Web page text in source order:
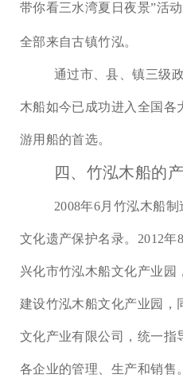
带你看三水湾夏日夜景”活
全部来自古镇竹泓。
通过市、县、镇三级
木船如今已成功进入全国各
游用船的首选。
四、竹泓木船的
2008年6月竹泓木船
文化遗产保护名录。2012
兴化市竹泓木船文化产业园
建设竹泓木船文化产业园，
文化产业有限公司，统一指
各企业的管理、生产和销售